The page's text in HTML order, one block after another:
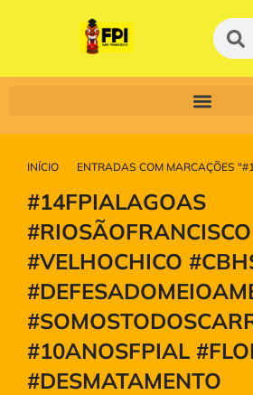
Você está aqui:
INÍCIO ENTRADAS COM MARCAÇÕES
#14FPIALAGOAS
#RIOSÃOFRANCISCO
#VELHOCHICO
#10ANOSFPIAL
#DESMATAMENTO